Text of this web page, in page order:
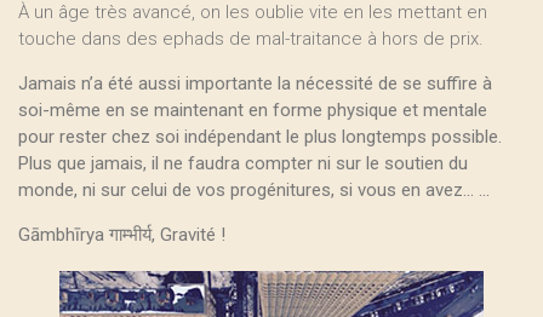
À un âge très avancé, on les oublie vite en les mettant en
touche dans des ephads de mal-traitance à hors de prix.
Jamais n’a été aussi importante la nécessité de se suffire à
soi-même en se maintenant en forme physique et mentale
pour rester chez soi indépendant le plus longtemps possible.
Plus que jamais, il ne faudra compter ni sur le soutien du
monde, ni sur celui de vos progénitures, si vous en avez... ...
Gāmbhīrya गाम्भीर्य, Gravité !